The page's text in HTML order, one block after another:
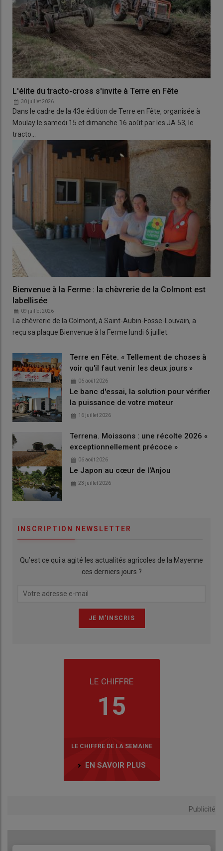
L'élite du tracto-cross s'invite à Terre en Fête
30 juillet 2026
Dans le cadre de la 43e édition de Terre en Fête, organisée à
Moulay le samedi 15 et dimanche 16 août par les JA 53, le
tracto…
Bienvenue à la Ferme : la chèvrerie de la Colmont est
labellisée
09 juillet 2026
La chèvrerie de la Colmont, à Saint-Aubin-Fosse-Louvain, a
reçu sa plaque Bienvenue à la Ferme lundi 6 juillet.
Terre en Fête. « Tellement de choses à
voir qu'il faut venir les deux jours »
06 août 2026
Le banc d'essai, la solution pour vérifier
la puissance de votre moteur
16 juillet 2026
Terrena. Moissons : une récolte 2026 «
exceptionnellement précoce »
06 août 2026
Le Japon au cœur de l'Anjou
23 juillet 2026
INSCRIPTION NEWSLETTER
Qu’est ce qui a agité les actualités agricoles de la Mayenne
ces derniers jours ?
LE CHIFFRE
15
LE CHIFFRE DE LA SEMAINE
EN SAVOIR PLUS
Publicité